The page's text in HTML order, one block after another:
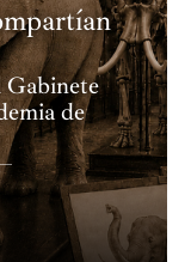
Gabinete
de